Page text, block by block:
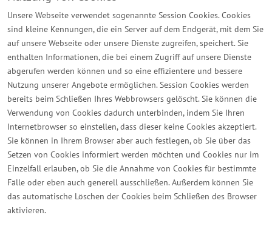
Unsere Webseite verwendet sogenannte Session Cookies. Cookies
sind kleine Kennungen, die ein Server auf dem Endgerät, mit dem Sie
auf unsere Webseite oder unsere Dienste zugreifen, speichert. Sie
enthalten Informationen, die bei einem Zugriff auf unsere Dienste
abgerufen werden können und so eine effizientere und bessere
Nutzung unserer Angebote ermöglichen. Session Cookies werden
bereits beim Schließen Ihres Webbrowsers gelöscht. Sie können die
Verwendung von Cookies dadurch unterbinden, indem Sie Ihren
Internetbrowser so einstellen, dass dieser keine Cookies akzeptiert.
Sie können in Ihrem Browser aber auch festlegen, ob Sie über das
Setzen von Cookies informiert werden möchten und Cookies nur im
Einzelfall erlauben, ob Sie die Annahme von Cookies für bestimmte
Fälle oder eben auch generell ausschließen. Außerdem können Sie
das automatische Löschen der Cookies beim Schließen des Browser
aktivieren.